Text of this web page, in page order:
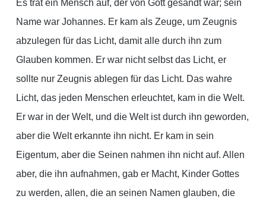
Es trat ein Mensch auf, der von Gott gesandt war; sein
Name war Johannes. Er kam als Zeuge, um Zeugnis
abzulegen für das Licht, damit alle durch ihn zum
Glauben kommen. Er war nicht selbst das Licht, er
sollte nur Zeugnis ablegen für das Licht. Das wahre
Licht, das jeden Menschen erleuchtet, kam in die Welt.
Er war in der Welt, und die Welt ist durch ihn geworden,
aber die Welt erkannte ihn nicht. Er kam in sein
Eigentum, aber die Seinen nahmen ihn nicht auf. Allen
aber, die ihn aufnahmen, gab er Macht, Kinder Gottes
zu werden, allen, die an seinen Namen glauben, die